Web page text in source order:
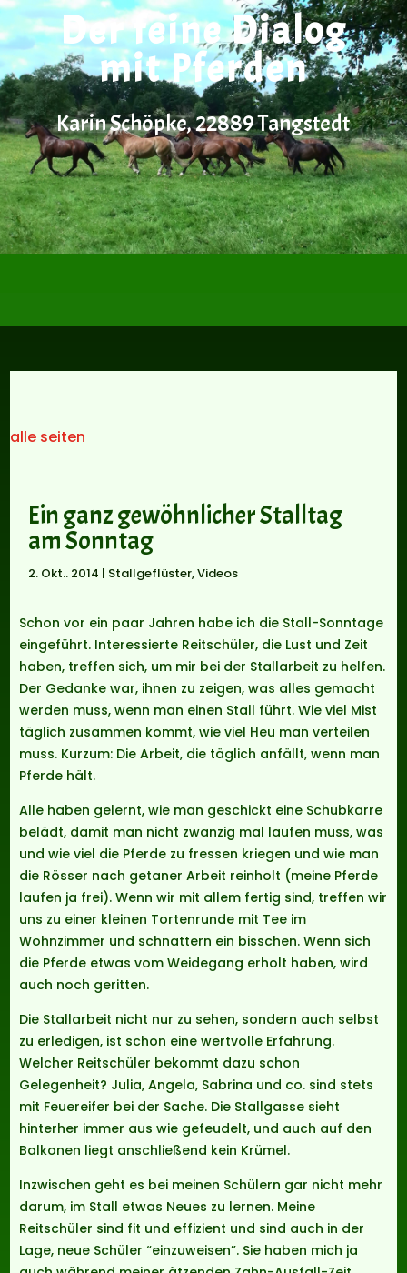
Der feine Dialog
mit Pferden
Karin Schöpke, 22889 Tangstedt
alle seiten
Ein ganz gewöhnlicher Stalltag
am Sonntag
2. Okt.. 2014 | Stallgeflüster,Videos
Schon vor ein paar Jahren habe ich die Stall-Sonntage
eingeführt. Interessierte Reitschüler, die Lust und Zeit
haben, treffen sich, um mir bei der Stallarbeit zu helfen.
Der Gedanke war, ihnen zu zeigen, was alles gemacht
werden muss, wenn man einen Stall führt. Wie viel Mist
täglich zusammen kommt, wie viel Heu man verteilen
muss. Kurzum: Die Arbeit, die täglich anfällt, wenn man
Pferde hält.
Alle haben gelernt, wie man geschickt eine Schubkarre
belädt, damit man nicht zwanzig mal laufen muss, was
und wie viel die Pferde zu fressen kriegen und wie man
die Rösser nach getaner Arbeit reinholt (meine Pferde
laufen ja frei). Wenn wir mit allem fertig sind, treffen wir
uns zu einer kleinen Tortenrunde mit Tee im
Wohnzimmer und schnattern ein bisschen. Wenn sich
die Pferde etwas vom Weidegang erholt haben, wird
auch noch geritten.
Die Stallarbeit nicht nur zu sehen, sondern auch selbst
zu erledigen, ist schon eine wertvolle Erfahrung.
Welcher Reitschüler bekommt dazu schon
Gelegenheit? Julia, Angela, Sabrina und co. sind stets
mit Feuereifer bei der Sache. Die Stallgasse sieht
hinterher immer aus wie gefeudelt, und auch auf den
Balkonen liegt anschließend kein Krümel.
Inzwischen geht es bei meinen Schülern gar nicht mehr
darum, im Stall etwas Neues zu lernen. Meine
Reitschüler sind fit und effizient und sind auch in der
Lage, neue Schüler “einzuweisen”. Sie haben mich ja